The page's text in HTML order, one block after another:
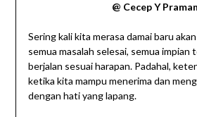
@ Cecep Y
Sering kali kita merasa damai baru
semua masalah selesai, semua impian
berjalan sesuai harapan. Padahal,
ketika kita mampu menerima dan
dengan hati yang lapang.